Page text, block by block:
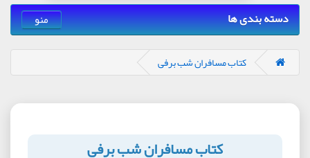
دسته بندی ها منو
کتاب مسافران شب برفی
کتاب مسافران شب برفی